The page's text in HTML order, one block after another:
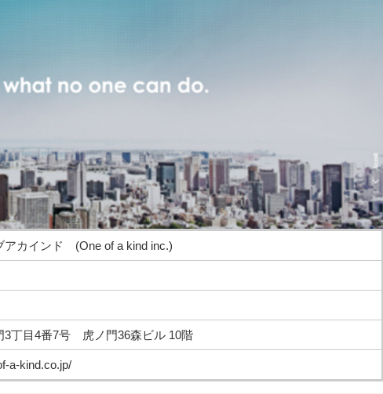
アカインド (One of a kind inc.)
3丁目4番7号 虎ノ門36森ビル 10階
a-kind.co.jp/